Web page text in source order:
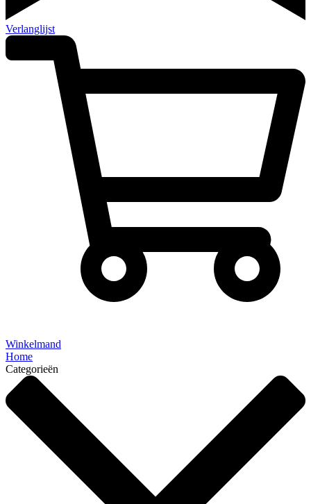
Verlanglijst
Winkelmand
Home
Categorieën